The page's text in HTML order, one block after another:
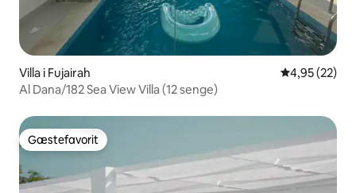
Villa i Fujairah 4,95 ud af 5 i
4,95 (22)
Al Dana/182 Sea View Villa (12 senge)
Gæstefavorit
Gæstefavorit